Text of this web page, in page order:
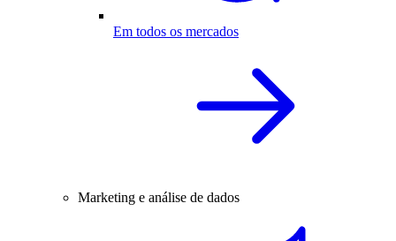
Em todos os mercados
Marketing e análise de dados